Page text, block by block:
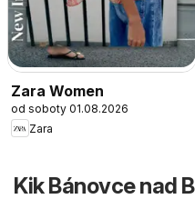
Zara Women
od soboty 01.08.2026
Zara
Kik Bánovce nad